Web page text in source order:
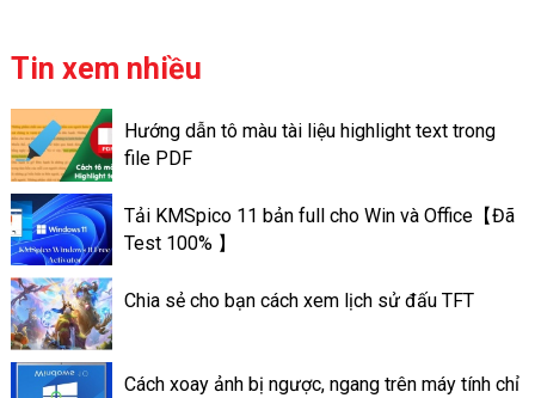
người cũng biết cách chụp
Bài viết này chúng tôi sẽ
hướng dẫn các cách chụp màn
hình máy tính Dell nhanh nhất
và chi tiết nhất. Giúp cho bạn
lựa chọn được cách phù hợp
với nhu cầu của mình.
Tin xem nhiều
Hướng dẫn tô màu tài liệu highlight text trong
file PDF
Tải KMSpico 11 bản full cho Win và Office【Đã
Test 100% 】
Chia sẻ cho bạn cách xem lịch sử đấu TFT
Cách xoay ảnh bị ngược, ngang trên máy tính chỉ